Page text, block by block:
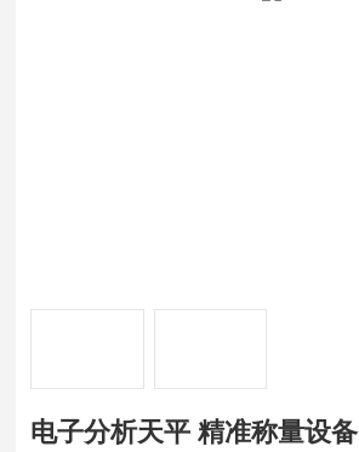
电子分析天平 精准称量设备